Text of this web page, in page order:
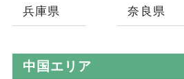
兵庫県 奈良県
中国エリア